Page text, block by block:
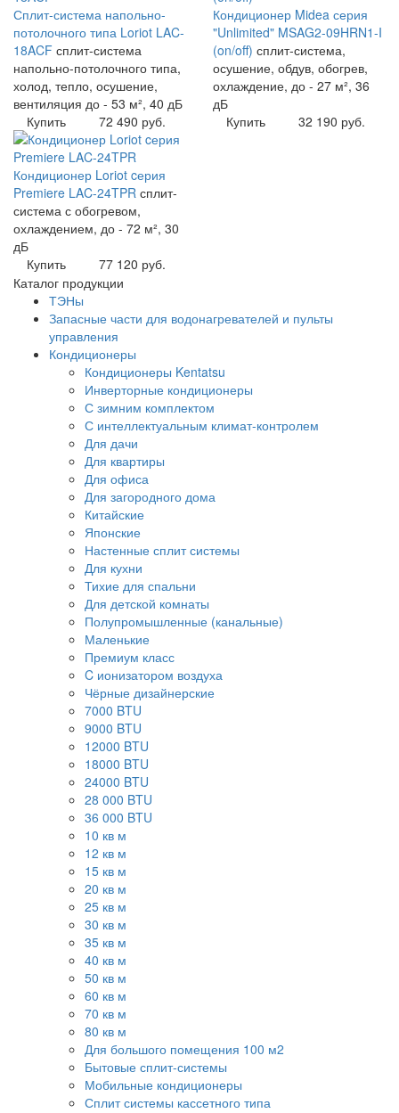
Сплит-система напольно-
потолочного типа Loriot LAC-
18ACF сплит-система
напольно-потолочного типа,
холод, тепло, осушение,
вентиляция до - 53 м², 40 дБ
Купить
72 490 руб.
Кондиционер Midea серия
"Unlimited" MSAG2-09HRN1-I
(on/off) сплит-система,
осушение, обдув, обогрев,
охлаждение, до - 27 м², 36
дБ
Купить
32 190 руб.
Кондиционер Loriot cерия
Premiere LAC-24TPR сплит-
система с обогревом,
охлаждением, до - 72 м², 30
дБ
Купить
77 120 руб.
Каталог продукции
ТЭНы
Запасные части для водонагревателей и пульты
управления
Кондиционеры
Кондиционеры Kentatsu
Инверторные кондиционеры
С зимним комплектом
С интеллектуальным климат-контролем
Для дачи
Для квартиры
Для офиса
Для загородного дома
Китайские
Японские
Настенные сплит системы
Для кухни
Тихие для спальни
Для детской комнаты
Полупромышленные (канальные)
Маленькие
Премиум класс
C ионизатором воздуха
Чёрные дизайнерские
7000 BTU
9000 BTU
12000 BTU
18000 BTU
24000 BTU
28 000 BTU
36 000 BTU
10 кв м
12 кв м
15 кв м
20 кв м
25 кв м
30 кв м
35 кв м
40 кв м
50 кв м
60 кв м
70 кв м
80 кв м
Для большого помещения 100 м2
Бытовые сплит-системы
Мобильные кондиционеры
Сплит системы кассетного типа